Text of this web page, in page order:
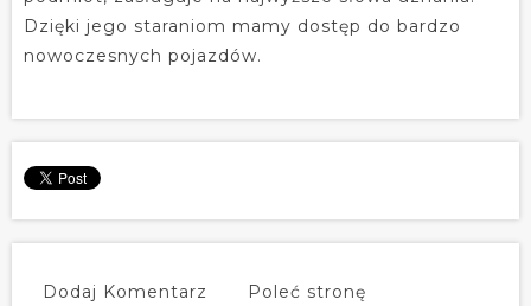
Dzięki jego staraniom mamy dostęp do bardzo
nowoczesnych pojazdów.
Dodaj Komentarz Poleć stronę